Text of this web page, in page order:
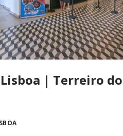
| Terreiro do